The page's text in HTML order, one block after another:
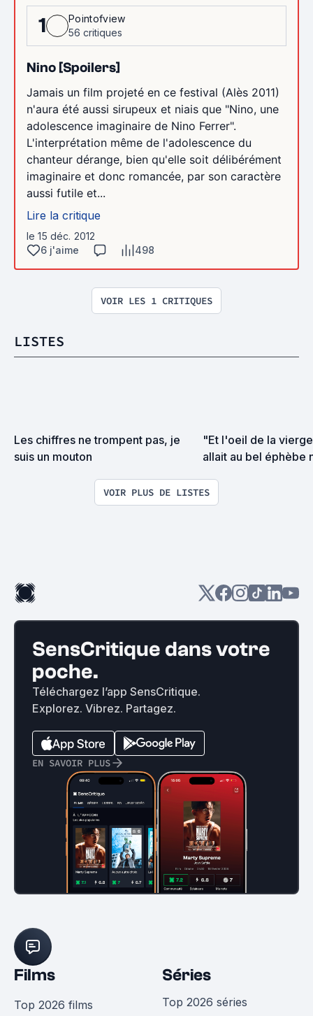
1
Pointofview
56 critiques
Nino [Spoilers]
Jamais un film projeté en ce festival (Alès 2011)
n'aura été aussi sirupeux et niais que "Nino, une
adolescence imaginaire de Nino Ferrer".
L'interprétation même de l'adolescence du
chanteur dérange, bien qu'elle soit délibérément
imaginaire et donc romancée, par son caractère
aussi futile et...
Lire la critique
le 15 déc. 2012
6 j'aime
498
VOIR LES 1 CRITIQUES
LISTES
Les chiffres ne trompent pas, je
suis un mouton
"Et l'oeil de la
allait au bel éphèbe
VOIR PLUS DE LISTES
SensCritique dans votre
poche.
Téléchargez l’app SensCritique.
Explorez. Vibrez. Partagez.
EN SAVOIR PLUS
Films
Top 2026 films
Séries
Top 2026 séries